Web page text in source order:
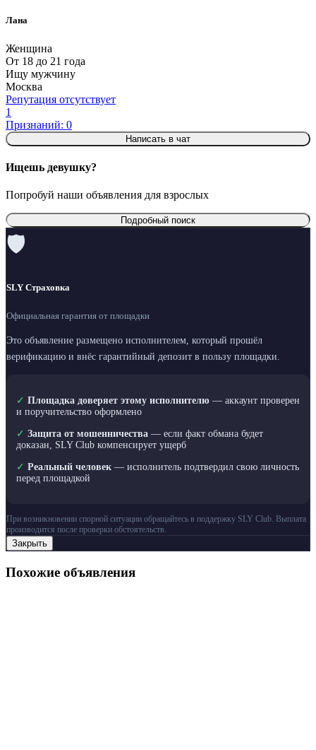
Лана
Женщина
От 18 до 21 года
Ищу мужчину
Москва
Репутация отсутствует
1
Признаний: 0
Написать в чат
Ищешь девушку?
Попробуй наши объявления для взрослых
Подробный поиск
🛡
SLY Страховка
Официальная гарантия от площадки
Это объявление размещено исполнителем, который прошёл
верификацию и внёс гарантийный депозит в пользу площадки.
✓ Площадка доверяет этому исполнителю — аккаунт проверен
и поручительство оформлено
✓ Защита от мошенничества — если факт обмана будет
доказан, SLY Club компенсирует ущерб
✓ Реальный человек — исполнитель подтвердил свою личность
перед площадкой
При возникновении спорной ситуации обращайтесь в поддержку SLY Club. Выплата
производится после проверки обстоятельств.
Закрыть
Похожие объявления